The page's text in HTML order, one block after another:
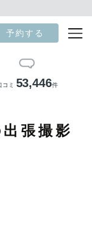
予約する
コミ 53,446件
張撮影